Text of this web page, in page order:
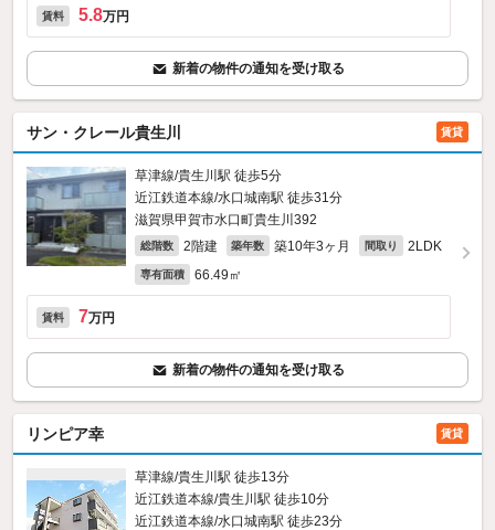
賃料 5.8万円
新着の物件の通知を受け取る
サン・クレール貴生川 賃貸
草津線/貴生川駅 徒歩5分
近江鉄道本線/水口城南駅 徒歩31分
滋賀県甲賀市水口町貴生川392
総階数 2階建 築年数 築10年3ヶ月 間取り 2LDK
専有面積 66.49㎡
賃料 7万円
新着の物件の通知を受け取る
リンピア幸 賃貸
草津線/貴生川駅 徒歩13分
近江鉄道本線/貴生川駅 徒歩10分
近江鉄道本線/水口城南駅 徒歩23分